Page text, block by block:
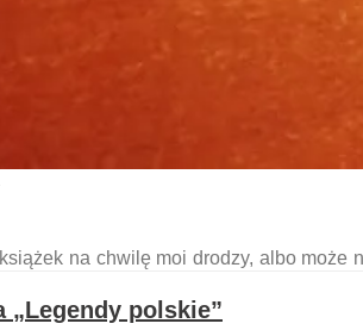
na chwilę moi drodzy, albo może
„Legendy polskie”